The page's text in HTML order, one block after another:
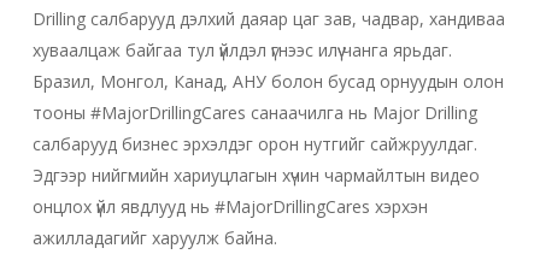
Drilling салбарууд дэлхий даяар цаг зав, чадвар, хандиваа
хуваалцаж байгаа тул үйлдэл үгнээс илүү чанга ярьдаг.
Бразил, Монгол, Канад, АНУ болон бусад орнуудын олон
тооны #MajorDrillingCares санаачилга нь Major Drilling
салбарууд бизнес эрхэлдэг орон нутгийг сайжруулдаг.
Эдгээр нийгмийн хариуцлагын хүчин чармайлтын видео
онцлох үйл явдлууд нь #MajorDrillingCares хэрхэн
ажилладагийг харуулж байна.